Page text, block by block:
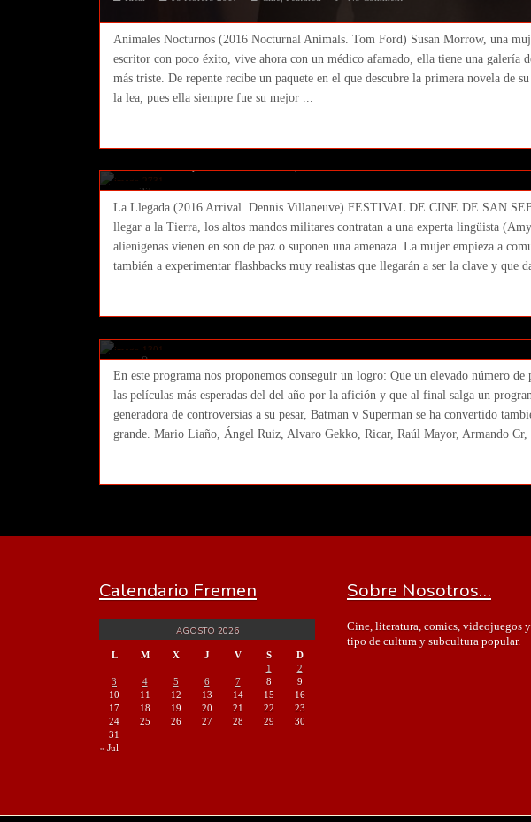
Animales Nocturnos (2016 Nocturnal Animals. Tom Ford) Susan Morrow, una
escritor con poco éxito, vive ahora con un médico afamado, ella tiene una galería
más triste. De repente recibe un paquete en el que descubre la primera novela de
la lea, pues ella siempre fue su mejor ...
23
septiembre
2016
SEBASTIAN
La Llegada (2016 Arrival. Dennis Villaneuve) FESTIVAL DE CINE DE SAN
llegar a la Tierra, los altos mandos militares contratan a una experta lingüista
alienígenas vienen en son de paz o suponen una amenaza. La mujer empieza a
también a experimentar flashbacks muy realistas que llegarán a ser la clave y que
9
abril
2016
justicia
En este programa nos proponemos conseguir un logro: Que un elevado número de
las películas más esperadas del del año por la afición y que al final salga un
generadora de controversias a su pesar, Batman v Superman se ha convertido
grande. Mario Liaño, Ángel Ruiz, Alvaro Gekko, Ricar, Raúl Mayor, Armando Cr,
Calendario Fremen
AGOSTO 2026
L M X J V S
D
1
2
3
4 5 6 7 8
9
10
11 12 13 14 15
16
17
18 19 20 21 22
23
24
25 26 27 28 29
30
31
« Jul
Sobre Nosotros…
Cine, literatura, comics, videojuegos
tipo de cultura y subcultura popular.